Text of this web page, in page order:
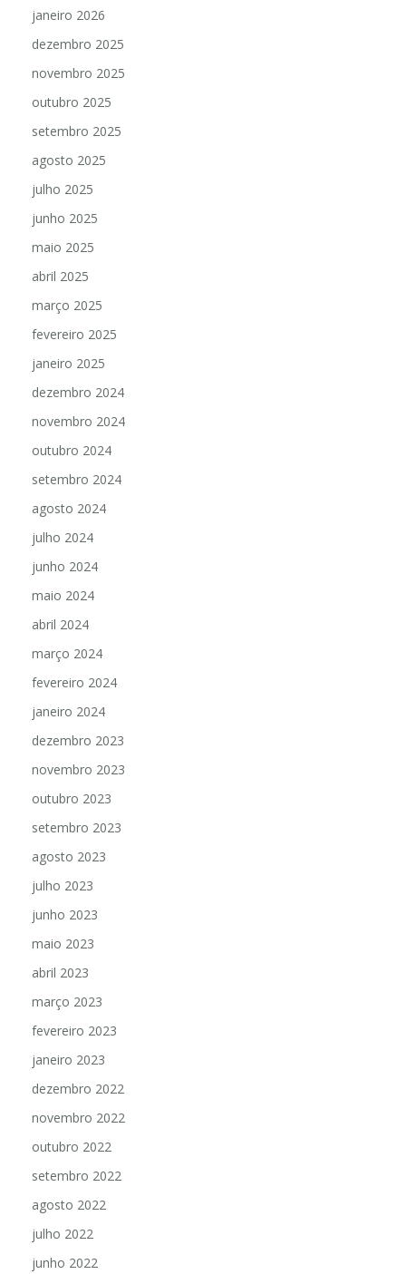
janeiro 2026
dezembro 2025
novembro 2025
outubro 2025
setembro 2025
agosto 2025
julho 2025
junho 2025
maio 2025
abril 2025
março 2025
fevereiro 2025
janeiro 2025
dezembro 2024
novembro 2024
outubro 2024
setembro 2024
agosto 2024
julho 2024
junho 2024
maio 2024
abril 2024
março 2024
fevereiro 2024
janeiro 2024
dezembro 2023
novembro 2023
outubro 2023
setembro 2023
agosto 2023
julho 2023
junho 2023
maio 2023
abril 2023
março 2023
fevereiro 2023
janeiro 2023
dezembro 2022
novembro 2022
outubro 2022
setembro 2022
agosto 2022
julho 2022
junho 2022